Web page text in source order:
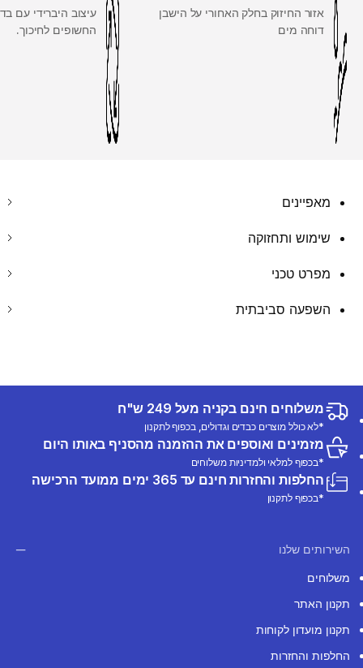
אזור החיזוק בחלק האחורי על הישבן
דוחה מים
עיצוב היברידי עם
החשופים לחיכוך.
מאפיינים
שימוש ותחזוקה
מפרט טכני
השפעה סביבתית
משלוחים חינם בקניה מעל 249 ש"ח
*לא כולל מוצרים כבדים וגדולים, בכפוף לתקנון
מזמינים ואוספים את ההזמנה מהסניף באותו היום
*בכפוף למלאי ולמדיניות משלוחים
החלפות והחזרות חינם עד 365 ימים ממועד הרכישה
*בכפוף לתקנון
השירותים שלנו
משלוחים
תקנון האתר
תקנון מועדון לקוחות
החלפות והחזרות